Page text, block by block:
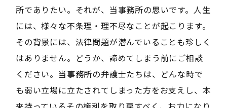
所でありたい。それが、当事務所の思いです。人生
には、様々な不条理・理不尽なことが起こります。
その背景には、法律問題が潜んでいることも珍しく
はありません。どうか、諦めてしまう前にご相談
ください。当事務所の弁護士たちは、どんな時で
も弱い立場に立たされてしまった方をお支えし、本